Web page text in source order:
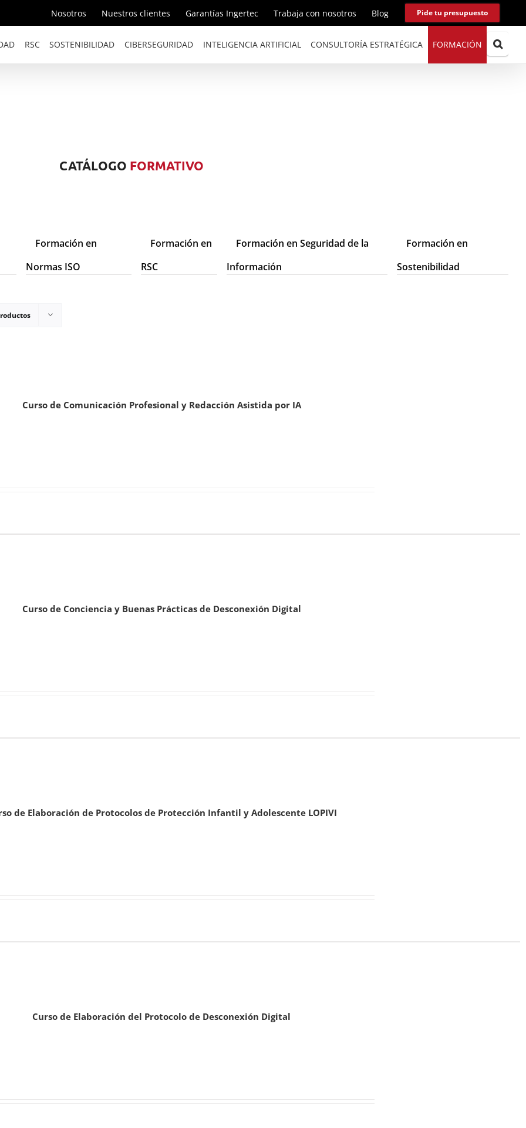
Nosotros Nuestros clientes Garantías Ingertec Trabaja con nosotros Blog Pide tu presupuesto
RSC SOSTENIBILIDAD CIBERSEGURIDAD INTELIGENCIA ARTIFICIAL CONSULTORÍA ESTRATÉGICA FORMACIÓN
CATÁLOGO FORMATIVO
Formación en
Normas ISO
Formación en
RSC
Formación en Seguridad de la
Información
Formación en
Sostenibilidad
Curso de Comunicación Profesional y Redacción Asistida por IA
Curso de Conciencia y Buenas Prácticas de Desconexión Digital
de Elaboración de Protocolos de Protección Infantil y Adolescente LOPIVI
Curso de Elaboración del Protocolo de Desconexión Digital